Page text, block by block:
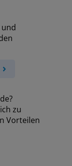
zu
Vorteilen